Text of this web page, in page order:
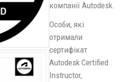
компанії Autodesk.
Особи, які
отримали
сертифікат
Autodesk Certified
Instructor,